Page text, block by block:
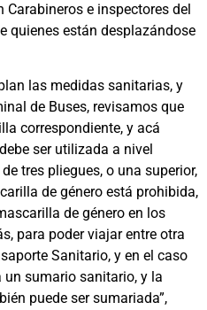
e inspectores del
quienes están desplazándose
las medidas sanitarias, y
de Buses, revisamos que
correspondiente, y acá
ser utilizada a nivel
tres pliegues, o una superior,
de género está prohibida,
de género en los
para poder viajar entre otra
Sanitario, y en el caso
un sumario sanitario, y la
puede ser sumariada”,